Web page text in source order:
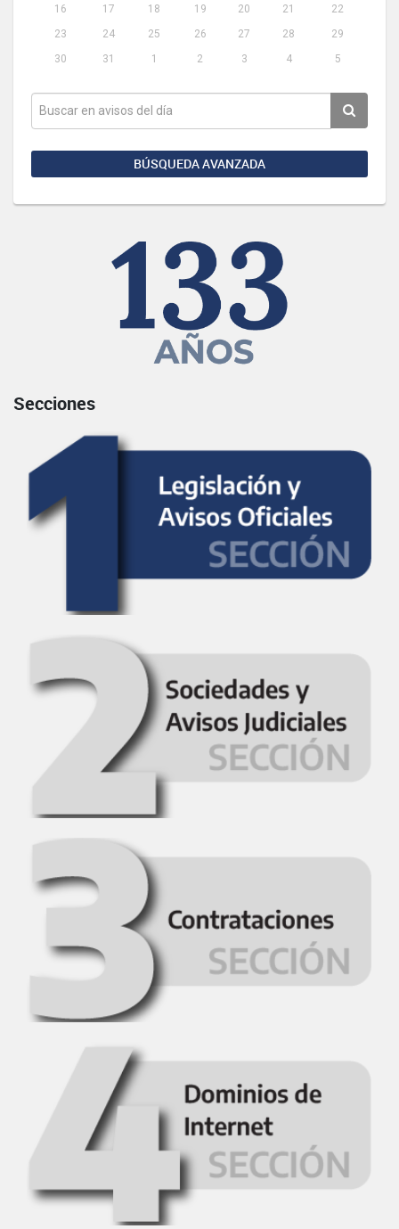
16
17 18 19 20 21
22
23
24 25 26 27 28
29
30
31 1 2 3 4 5
BÚSQUEDA AVANZADA
Secciones